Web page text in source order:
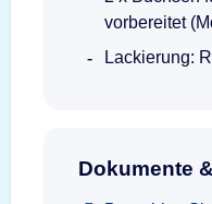
vorbereitet
Lackierung:
Dokumente